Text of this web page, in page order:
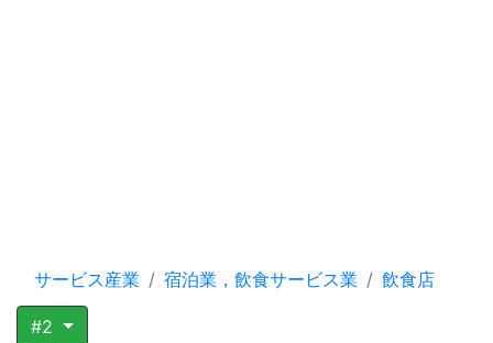
サービス産業 宿泊業，飲食サービス業 飲食店
#2